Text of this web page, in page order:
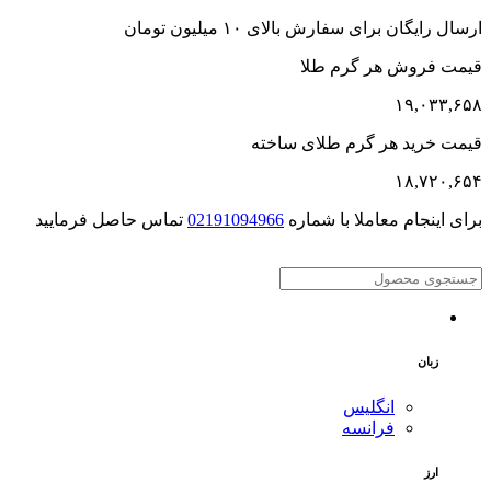
ارسال رایگان برای سفارش بالای ۱۰ میلیون تومان
قیمت فروش هر گرم طلا
۱۹,۰۳۳,۶۵۸
قیمت خرید هر گرم طلای ساخته
۱۸,۷۲۰,۶۵۴
برای اینجام معاملا با شماره 02191094966 تماس حاصل فرمایید
زبان
انگلیس
فرانسه
ارز